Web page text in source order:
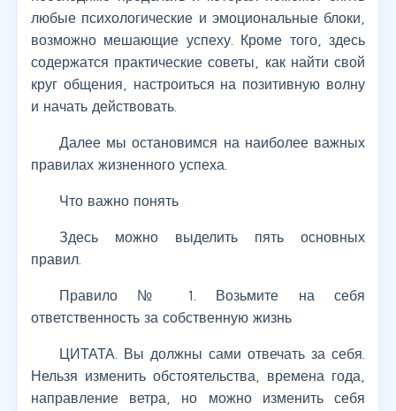
любые психологические и эмоциональные блоки,
возможно мешающие успеху. Кроме того, здесь
содержатся практические советы, как найти свой
круг общения, настроиться на позитивную волну
и начать действовать.
Далее мы остановимся на наиболее важных
правилах жизненного успеха.
Что важно понять
Здесь можно выделить пять основных
правил.
Правило № 1. Возьмите на себя
ответственность за собственную жизнь
ЦИТАТА. Вы должны сами отвечать за себя.
Нельзя изменить обстоятельства, времена года,
направление ветра, но можно изменить себя